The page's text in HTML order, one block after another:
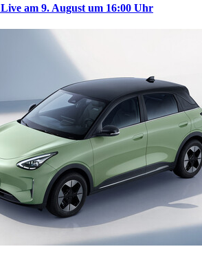
Live am 9. August um 16:00 Uhr